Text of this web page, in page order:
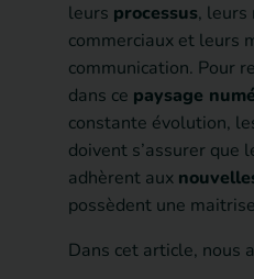
leurs processus, leurs
commerciaux et leurs
communication. Pour
dans ce paysage
constante évolution,
doivent s’assurer que
adhèrent aux
possèdent une
Dans cet article, nous